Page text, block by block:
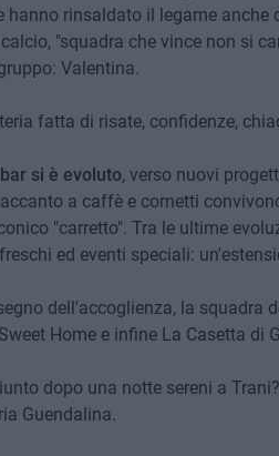
hanno rinsaldato il legame anche
"squadra che vince non si
Valentina.
fatta di risate, confidenze,
si è evoluto, verso nuovi
a caffè e cornetti
"carretto". Tra le ultime
ed eventi speciali:
dell'accoglienza, la squadra
Home e infine La Casetta di
dopo una notte sereni a
Guendalina.